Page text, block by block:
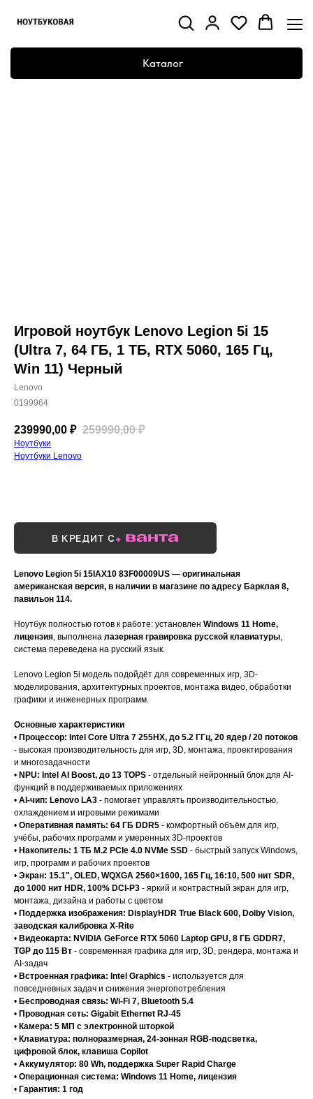
Каталог
Игровой ноутбук Lenovo Legion 5i 15
(Ultra 7, 64 ГБ, 1 ТБ, RTX 5060, 165 Гц,
Win 11) Черный
Lenovo
0199964
239990,00 ₽ 259990,00 ₽
Ноутбуки
Ноутбуки Lenovo
В КРЕДИТ С
Lenovo Legion 5i 15IAX10 83F00009US — оригинальная
американская версия, в наличии в магазине по адресу Барклая 8,
павильон 114.
Ноутбук полностью готов к работе: установлен Windows 11 Home,
лицензия, выполнена лазерная гравировка русской клавиатуры,
система переведена на русский язык.
Lenovo Legion 5i модель подойдёт для современных игр, 3D-
моделирования, архитектурных проектов, монтажа видео, обработки
графики и инженерных программ.
Основные характеристики
• Процессор: Intel Core Ultra 7 255HX, до 5.2 ГГц, 20 ядер / 20 потоков
- высокая производительность для игр, 3D, монтажа, проектирования
и многозадачности
• NPU: Intel AI Boost, до 13 TOPS - отдельный нейронный блок для AI-
функций в поддерживаемых приложениях
• AI-чип: Lenovo LA3 - помогает управлять производительностью,
охлаждением и игровыми режимами
• Оперативная память: 64 ГБ DDR5 - комфортный объём для игр,
учёбы, рабочих программ и умеренных 3D-проектов
• Накопитель: 1 ТБ M.2 PCIe 4.0 NVMe SSD - быстрый запуск Windows,
игр, программ и рабочих проектов
• Экран: 15.1", OLED, WQXGA 2560×1600, 165 Гц, 16:10, 500 нит SDR,
до 1000 нит HDR, 100% DCI-P3 - яркий и контрастный экран для игр,
монтажа, дизайна и работы с цветом
• Поддержка изображения: DisplayHDR True Black 600, Dolby Vision,
заводская калибровка X-Rite
• Видеокарта: NVIDIA GeForce RTX 5060 Laptop GPU, 8 ГБ GDDR7,
TGP до 115 Вт - современная графика для игр, 3D, рендера, монтажа и
AI-задач
• Встроенная графика: Intel Graphics - используется для
повседневных задач и снижения энергопотребления
• Беспроводная связь: Wi-Fi 7, Bluetooth 5.4
• Проводная сеть: Gigabit Ethernet RJ-45
• Камера: 5 МП с электронной шторкой
• Клавиатура: полноразмерная, 24-зонная RGB-подсветка,
цифровой блок, клавиша Copilot
• Аккумулятор: 80 Wh, поддержка Super Rapid Charge
• Операционная система: Windows 11 Home, лицензия
• Гарантия: 1 год